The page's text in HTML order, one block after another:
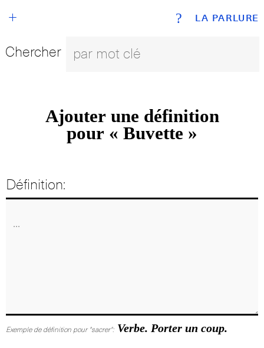
LA PARLURE
+ ?
Chercher
Ajouter une définition
pour « Buvette »
Définition:
Exemple de définition pour "sacrer": Verbe. Porter un coup.